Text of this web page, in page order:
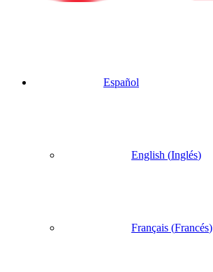
Español
English (Inglés)
Français (Francés)